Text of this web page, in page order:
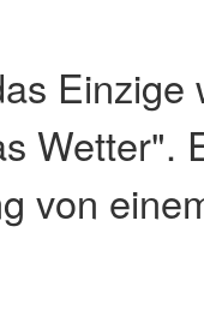
Einzige
Wetter".
von